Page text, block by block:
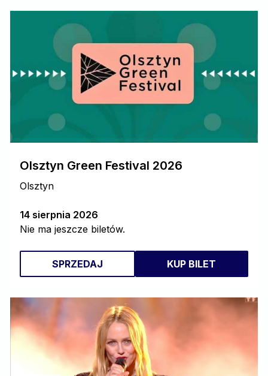
Olsztyn Green Festival 2026
Olsztyn
14 sierpnia 2026
Nie ma jeszcze biletów.
SPRZEDAJ KUP BILET